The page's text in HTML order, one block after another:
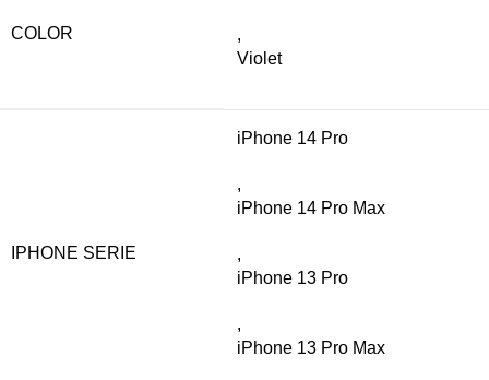
COLOR
,
Violet
IPHONE SERIE
iPhone 14 Pro
,
iPhone 14 Pro Max
,
iPhone 13 Pro
,
iPhone 13 Pro Max